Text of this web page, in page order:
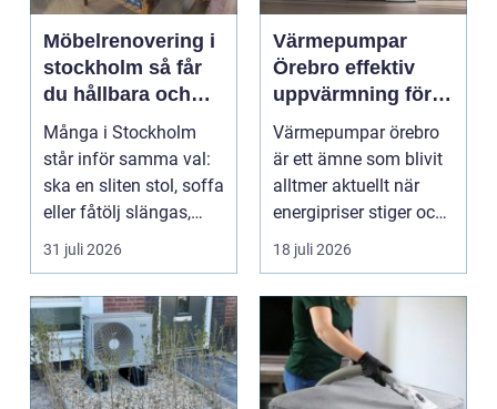
Möbelrenovering i
stockholm så får
du hållbara och
vackra möbler
Många i Stockholm
står inför samma val:
ska en sliten stol, soffa
eller fåtölj slängas,
säljas billi...
31 juli 2026
Värmepumpar
Örebro effektiv
uppvärmning för
hus och
fastigheter
Värmepumpar örebro
är ett ämne som blivit
alltmer aktuellt när
energipriser stiger och
fler vill sän...
18 juli 2026